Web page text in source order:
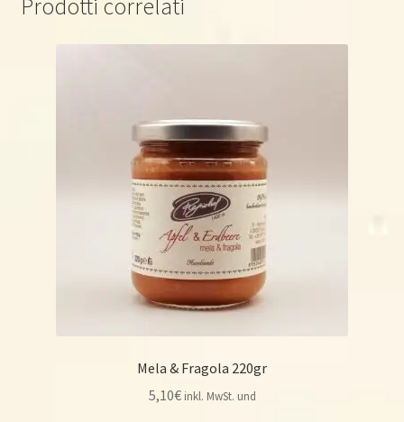
Prodotti correlati
Mela & Fragola 220gr
5,10€ inkl. MwSt. und